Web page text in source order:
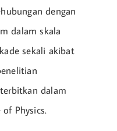
dengan
dalam skala
sekali akibat
dalam
Physics.